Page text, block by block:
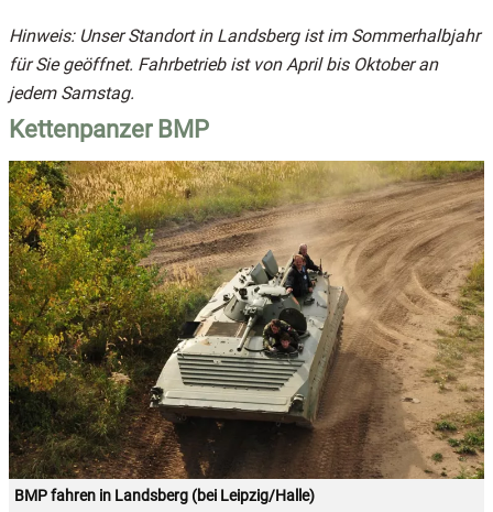
Hinweis: Unser Standort in Landsberg ist im Sommerhalbjahr
für Sie geöffnet. Fahrbetrieb ist von April bis Oktober an
jedem Samstag.
Kettenpanzer BMP
BMP fahren in Landsberg (bei Leipzig/Halle)